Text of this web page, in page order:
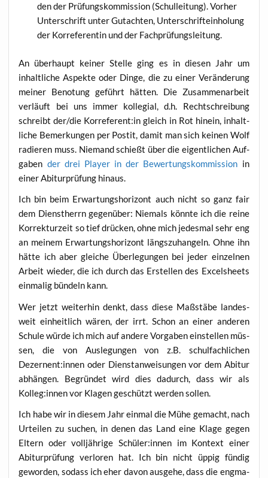
den der Prü­fungs­kom­mis­si­on (Schul­lei­tung). Vor­her
Unter­schrift unter Gut­ach­ten, Unter­schrift­ein­ho­lung
der Kor­re­fe­ren­tin und der Fachprüfungsleitung.
An über­haupt kei­ner Stel­le ging es in die­sen Jahr um
inhalt­li­che Aspek­te oder Din­ge, die zu einer Ver­än­de­rung
mei­ner Beno­tung geführt hät­ten. Die Zusam­men­ar­beit
ver­läuft bei uns immer kol­le­gi­al, d.h. Recht­schrei­bung
schreibt der/die Korreferent:in gleich in Rot hin­ein, inhalt­
li­che Bemer­kun­gen per Pos­tit, damit man sich kei­nen Wolf
radie­ren muss. Nie­mand schießt über die eigent­li­chen Auf­
ga­ben der drei Play­er in der Bewer­tungs­kom­mis­si­on in
einer Abitur­prü­fung hinaus.
Ich bin beim Erwar­tungs­ho­ri­zont auch nicht so ganz fair
dem Dienst­herrn gegen­über: Nie­mals könn­te ich die rei­ne
Kor­rek­tur­zeit so tief drü­cken, ohne mich jedes­mal sehr eng
an mei­nem Erwar­tungs­ho­ri­zont längs­zu­han­geln. Ohne ihn
hät­te ich aber glei­che Über­le­gun­gen bei jeder ein­zel­nen
Arbeit wie­der, die ich durch das Erstel­len des Excels­heets
ein­ma­lig bün­deln kann.
Wer jetzt wei­ter­hin denkt, dass die­se Maß­stä­be lan­des­
weit ein­heit­lich wären, der irrt. Schon an einer ande­ren
Schu­le wür­de ich mich auf ande­re Vor­ga­ben ein­stel­len müs­
sen, die von Aus­le­gun­gen von z.B. schul­fach­li­chen
Dezernent:innen oder Dienst­an­wei­sun­gen vor dem Abitur
abhän­gen. Begrün­det wird dies dadurch, dass wir als
Kolleg:innen vor Kla­gen geschützt wer­den sollen.
Ich habe wir in die­sem Jahr ein­mal die Mühe gemacht, nach
Urtei­len zu suchen, in denen das Land eine Kla­ge gegen
Eltern oder voll­jäh­ri­ge Schüler:innen im Kon­text einer
Abitur­prü­fung ver­lo­ren hat. Ich bin nicht üppig fün­dig
gewor­den, sodass ich eher davon aus­ge­he, dass die eng­ma­